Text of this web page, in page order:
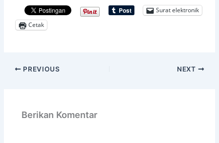
Surat elektronik
Cetak
PREVIOUS NEXT
Berikan Komentar